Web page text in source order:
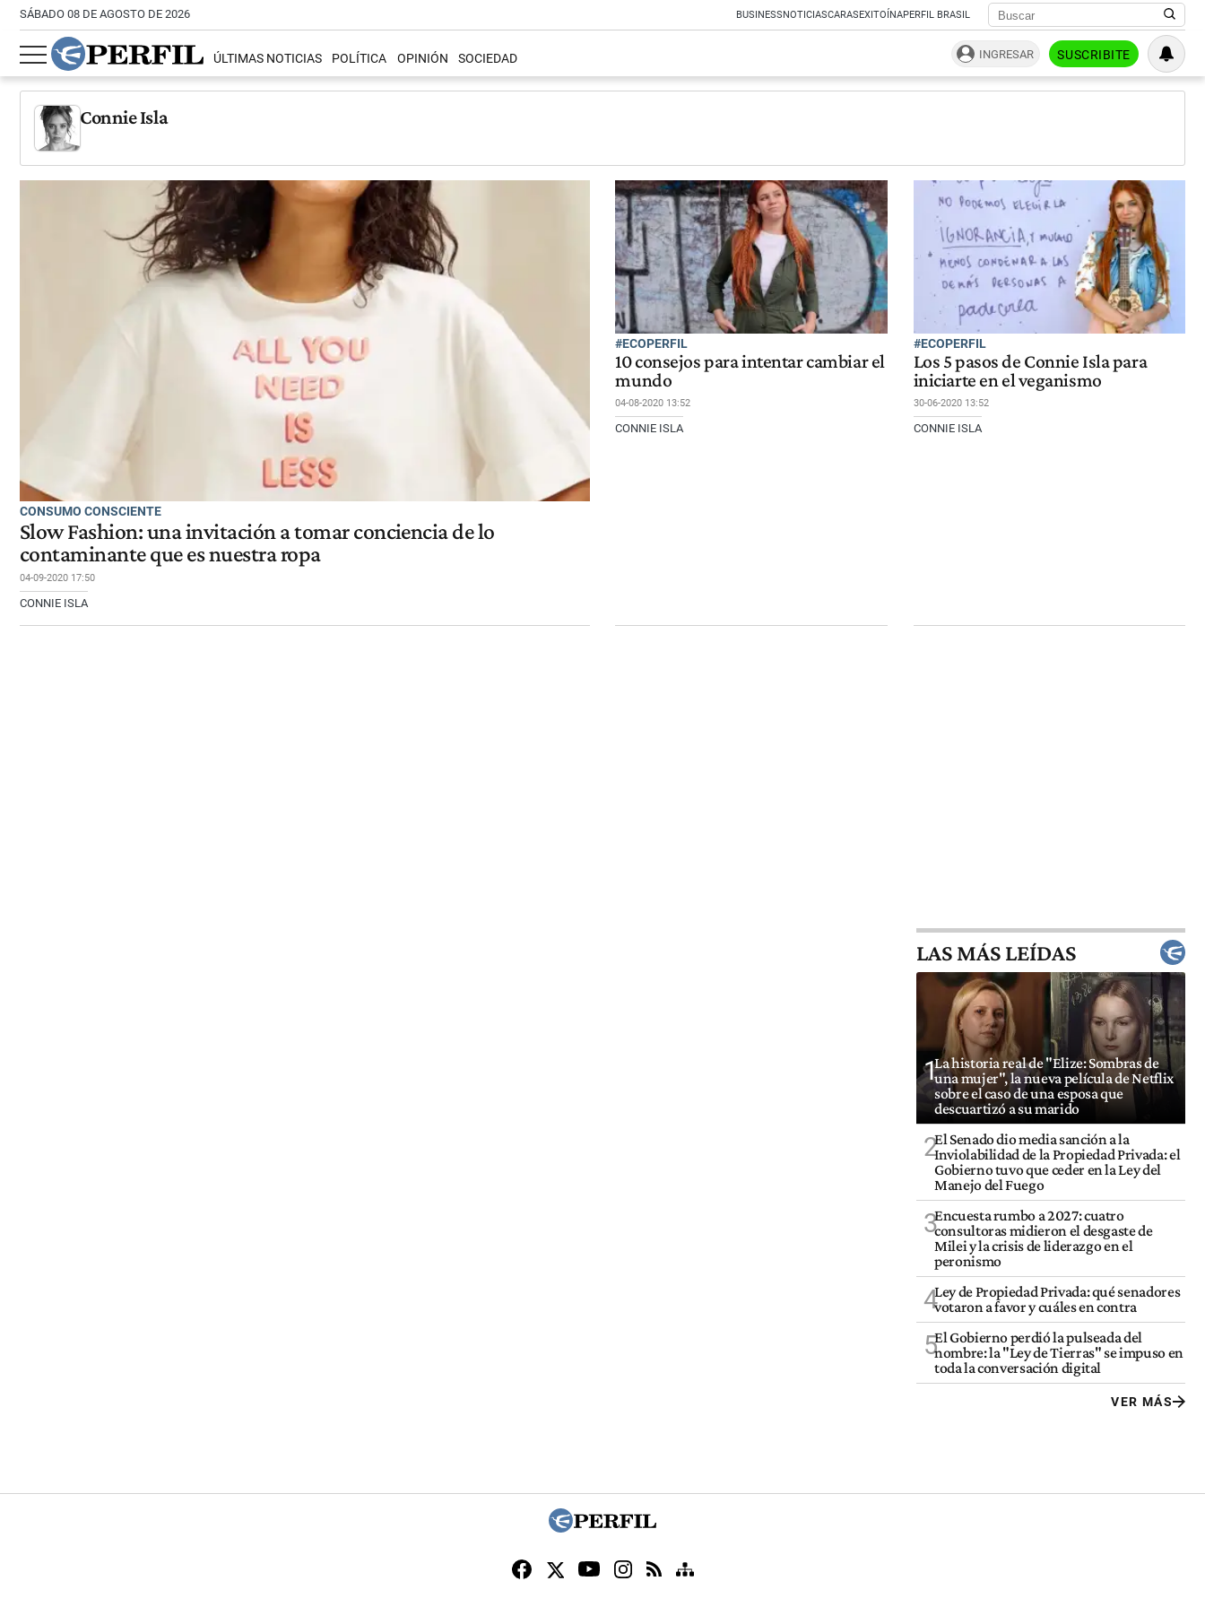
SÁBADO 08 DE AGOSTO DE 2026 BUSINESSNOTICIASCARASEXITOÍNAPERFIL BRASIL
ÚLTIMAS NOTICIAS POLÍTICA OPINIÓN SOCIEDAD INGRESAR SUSCRIBITE
Connie Isla
CONSUMO CONSCIENTE
Slow Fashion: una invitación a tomar conciencia de lo
contaminante que es nuestra ropa
04-09-2020 17:50
CONNIE ISLA
#ECOPERFIL
10 consejos para intentar cambiar el
mundo
04-08-2020 13:52
CONNIE ISLA
#ECOPERFIL
Los 5 pasos de Connie Isla para
iniciarte en el veganismo
30-06-2020 13:52
CONNIE ISLA
LAS MÁS LEÍDAS
1La historia real de "Elize: Sombras de
una mujer", la nueva película de Netflix
sobre el caso de una esposa que
descuartizó a su marido
2El Senado dio media sanción a la
Inviolabilidad de la Propiedad Privada: el
Gobierno tuvo que ceder en la Ley del
Manejo del Fuego
3Encuesta rumbo a 2027: cuatro
consultoras midieron el desgaste de
Milei y la crisis de liderazgo en el
peronismo
4Ley de Propiedad Privada: qué senadores
votaron a favor y cuáles en contra
5El Gobierno perdió la pulseada del
nombre: la "Ley de Tierras" se impuso en
toda la conversación digital
VER MÁS